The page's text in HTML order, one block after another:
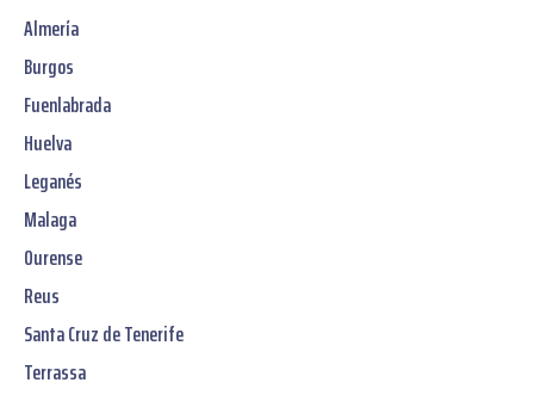
Almería
Burgos
Fuenlabrada
Huelva
Leganés
Malaga
Ourense
Reus
Santa Cruz de Tenerife
Terrassa